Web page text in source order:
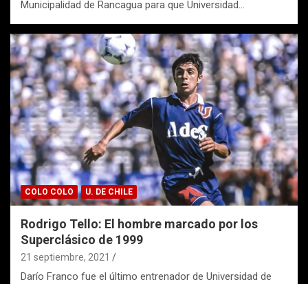
Municipalidad de Rancagua para que Universidad…
COLO COLO U. DE CHILE
Rodrigo Tello: El hombre marcado por los
Superclásico de 1999
21 septiembre, 2021
Darío Franco fue el último entrenador de Universidad de